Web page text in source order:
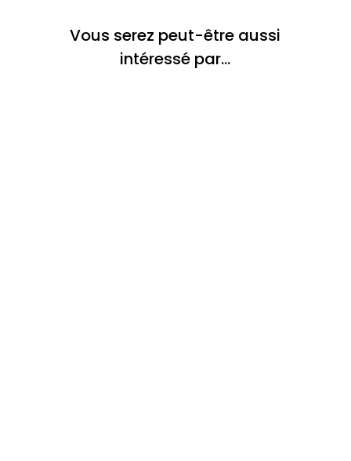
Vous serez peut-être aussi
intéressé par…